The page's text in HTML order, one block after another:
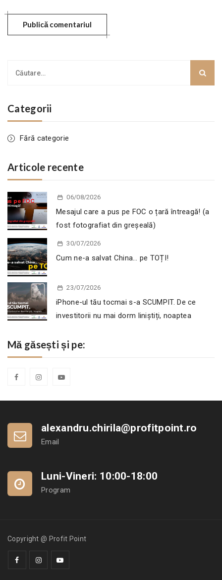
Categorii
Fără categorie
Articole recente
06/08/2026
Mesajul care a pus pe FOC o țară întreagă! (a
fost fotografiat din greșeală)
30/07/2026
Cum ne-a salvat China… pe TOȚI!
23/07/2026
iPhone-ul tău tocmai s-a SCUMPIT. De ce
investitorii nu mai dorm liniștiți, noaptea
Mă găsești și pe:
alexandru.chirila@profitpoint.ro
Email
Luni-Vineri: 10:00-18:00
Program
Copyright @ Profit Point